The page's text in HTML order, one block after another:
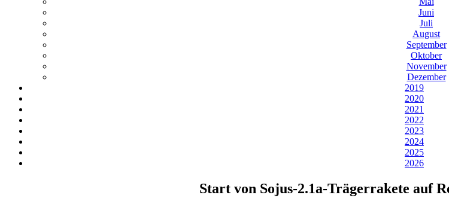
Juni
Juli
August
September
Oktober
November
Dezember
2019
2020
2021
2022
2023
2024
2025
2026
Start von Sojus-2.1a-Trägerrakete auf